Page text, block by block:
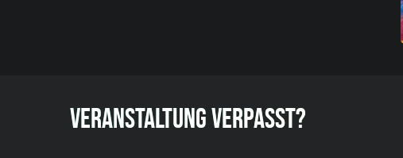
VERANSTALTUNG VERPASST?